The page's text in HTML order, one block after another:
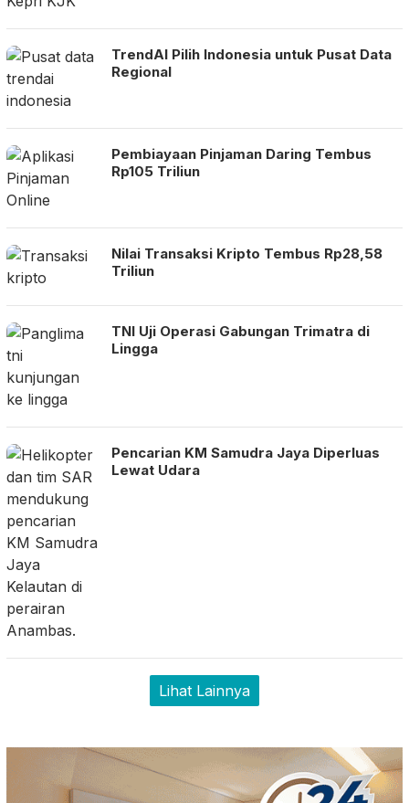
TrendAI Pilih Indonesia untuk Pusat Data
Regional
Pembiayaan Pinjaman Daring Tembus
Rp105 Triliun
Nilai Transaksi Kripto Tembus Rp28,58
Triliun
TNI Uji Operasi Gabungan Trimatra di
Lingga
Pencarian KM Samudra Jaya Diperluas
Lewat Udara
Lihat Lainnya